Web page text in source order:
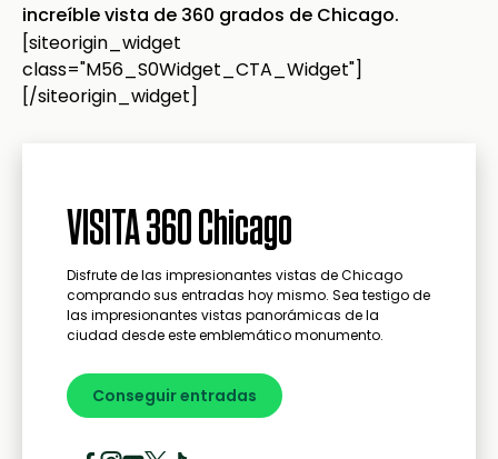
increíble vista de 360 grados de Chicago.
[siteorigin_widget
class="M56_S0Widget_CTA_Widget"]
[/siteorigin_widget]
VISITA 360 Chicago
Disfrute de las impresionantes vistas de Chicago
comprando sus entradas hoy mismo. Sea testigo de
las impresionantes vistas panorámicas de la
ciudad desde este emblemático monumento.
Conseguir entradas